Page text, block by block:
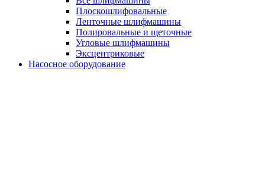
Плоскошлифовальные
Ленточные шлифмашины
Полировальные и щеточные
Угловые шлифмашины
Эксцентриковые
Насосное оборудование